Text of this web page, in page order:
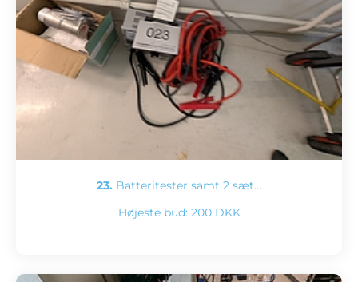
23. Batteritester samt 2 sæt…
Højeste bud: 200 DKK